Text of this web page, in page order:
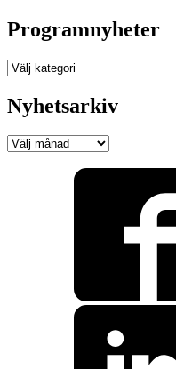
Programnyheter
Programnyheter
Nyhetsarkiv
Nyhetsarkiv